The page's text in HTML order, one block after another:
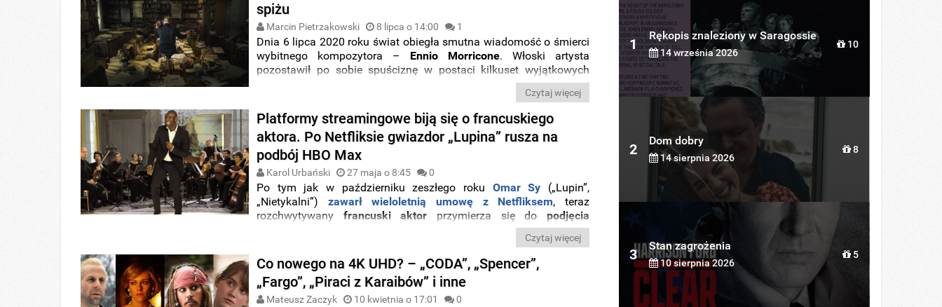
spiżu
Marcin Pietrzakowski 8 lipca o 14:00 1
Dnia 6 lipca 2020 roku świat obiegła smutna wiadomość o śmierci
wybitnego kompozytora – Ennio Morricone. Włoski artysta
pozostawił po sobie spuściznę w postaci kilkuset wyjątkowych
ścieżek dźwiękowych do produkcji kinowych oraz aranżacji do
muzyki radiowej. Prawdopodobnie każdy miłośnik sztuki filmowej
odczuł, że jego odejście jest również końcem pewnej ery w kulturze
popularnej. Przedwczoraj, w drugą rocznicę śmierci Mistrza, na
ekranach polskich kin pojawiła się dokumentalna produkcja w
reżyseriiGiuseppe Tornatore
„Ennio” odbyła się jeszcze w zeszłym roku na Międzynarodowym
Festiwalu Filmowym w Wenecji. Zapraszam na wspomnienie o
wyjątkowym artyście, a także – do zapoznania się z poniższą
recenzją.
Czytaj więcej
Platformy streamingowe biją się o francuskiego
aktora. Po Netfliksie gwiazdor „Lupina” rusza na
podbój HBO Max
Karol Urbański 27 maja o 8:45 0
Po tym jak w październiku zeszłego roku Omar Sy („Lupin”,
„Nietykalni”) zawarł wieloletnią umowę z Netfliksem, teraz
rozchwytywany francuski aktor przymierza się dopodjęcia
HBO Max. Gwiazdor
na wyprodukowanietreści
telewizyjnych
przeznaczonych m.in. na rynek europejski
amerykański.
Czytaj więcej
Co nowego na 4K UHD? – „CODA”, „Spencer”,
„Fargo”, „Piraci z Karaibów” i inne
Mateusz Zaczyk 10 kwietnia o 17:01 0
1
Rękopis znaleziony w Saragossie
14 września 2026
10
2
Dom dobry
14 sierpnia 2026
8
3
Stan zagrożenia
10 sierpnia 2026
5